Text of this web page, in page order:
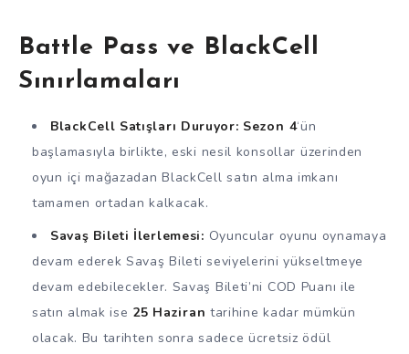
Battle Pass ve BlackCell
Sınırlamaları
BlackCell Satışları Duruyor: Sezon 4‘ün
başlamasıyla birlikte, eski nesil konsollar üzerinden
oyun içi mağazadan BlackCell satın alma imkanı
tamamen ortadan kalkacak.
Savaş Bileti İlerlemesi: Oyuncular oyunu oynamaya
devam ederek Savaş Bileti seviyelerini yükseltmeye
devam edebilecekler. Savaş Bileti’ni COD Puanı ile
satın almak ise 25 Haziran tarihine kadar mümkün
olacak. Bu tarihten sonra sadece ücretsiz ödül